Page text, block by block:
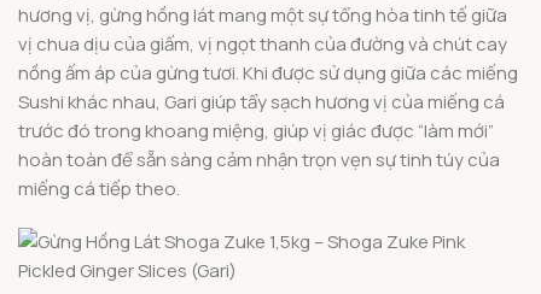
hương vị, gừng hồng lát mang một sự tổng hòa tinh tế giữa
vị chua dịu của giấm, vị ngọt thanh của đường và chút cay
nồng ấm áp của gừng tươi. Khi được sử dụng giữa các miếng
Sushi khác nhau, Gari giúp tẩy sạch hương vị của miếng cá
trước đó trong khoang miệng, giúp vị giác được “làm mới”
hoàn toàn để sẵn sàng cảm nhận trọn vẹn sự tinh túy của
miếng cá tiếp theo.